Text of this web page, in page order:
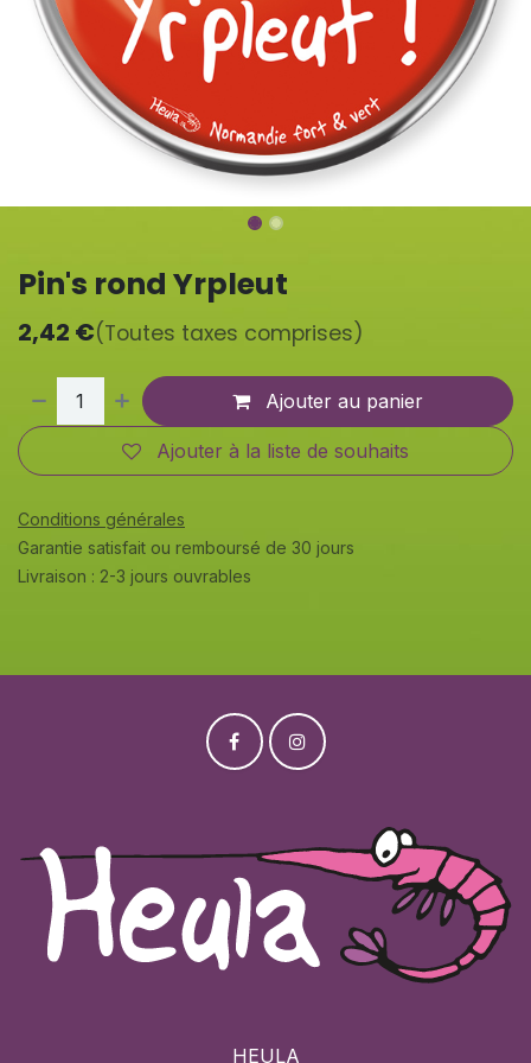
Pin's rond Yrpleut
2,42 €(Toutes taxes comprises)
Ajouter au panier
Ajouter à la liste de souhaits
Conditions générales
Garantie satisfait ou remboursé de 30 jours
Livraison : 2-3 jours ouvrables
HEULA